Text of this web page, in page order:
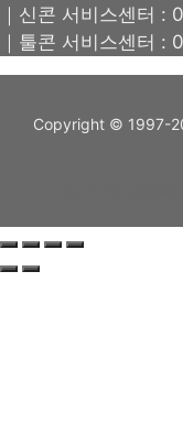
｜신콘 서비스센터
｜툴콘 서비스센터
Copyright © 1997-